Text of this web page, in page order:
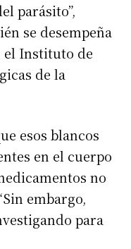
parásito”,
se desempeña
el Instituto de
de la
esos blancos
en el cuerpo
no
embargo,
para